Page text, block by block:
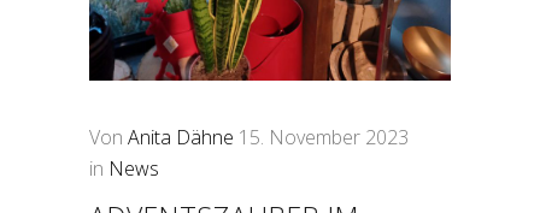
Von Anita Dähne 15. November 2023
in News